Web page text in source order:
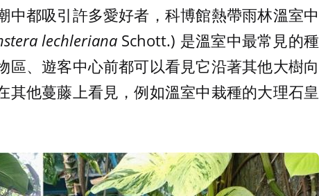
中都吸引許多愛好者，科博館熱帶雨林溫室中
lechleriana Schott.) 是溫室中最常見的種
區、遊客中心前都可以看見它沿著其他大樹向
其他蔓藤上看見，例如溫室中栽種的大理石皇